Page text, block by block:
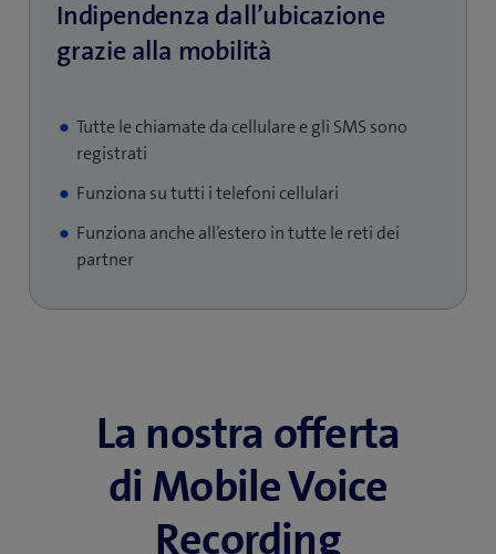
Indipendenza dall’ubicazione
grazie alla mobilità
Tutte le chiamate da cellulare e gli SMS sono
registrati
Funziona su tutti i telefoni cellulari
Funziona anche all’estero in tutte le reti dei
partner
La nostra offerta
di Mobile Voice
Recording